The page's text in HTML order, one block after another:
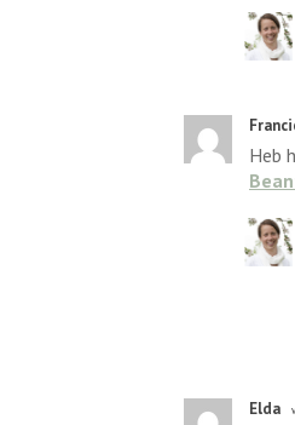
Heb
Elda